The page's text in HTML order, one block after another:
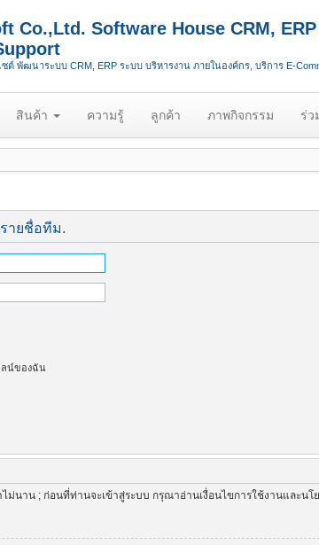
Co.,Ltd. Software House CRM,
ซต์ พัฒนาระบบ CRM, ERP ระบบ บริหารงาน ภายในองค์กร, บริการ E-
สินค้า ความรู้ ลูกค้า ภาพกิจกรรม ร่ว
ายชื่อทีม.
น์ของฉัน
ม่นาน ; ก่อนที่ท่านจะเข้าสู่ระบบ กรุณาอ่านเงื่อนไขการใช้งานและ